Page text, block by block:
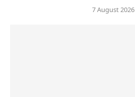
7 August 2026